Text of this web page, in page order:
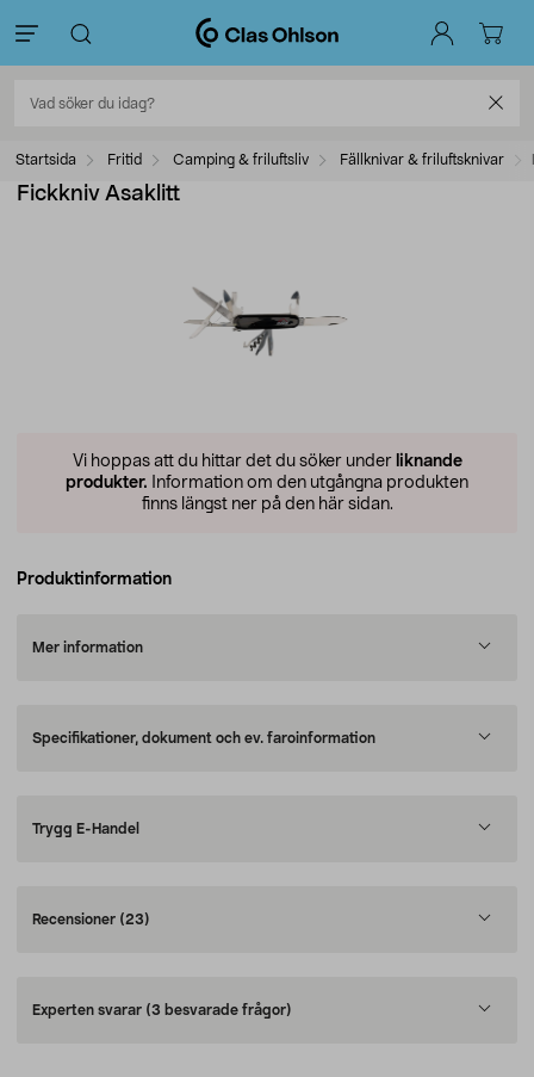
Startsida Fritid Camping & friluftsliv Fällknivar & friluftsknivar
Fickkniv Asaklitt
Vi hoppas att du hittar det du söker under liknande
produkter. Information om den utgångna produkten
finns längst ner på den här sidan.
Produktinformation
Mer information
Specifikationer, dokument och ev. faroinformation
Trygg E-Handel
Recensioner (23)
Experten svarar (3 besvarade frågor)